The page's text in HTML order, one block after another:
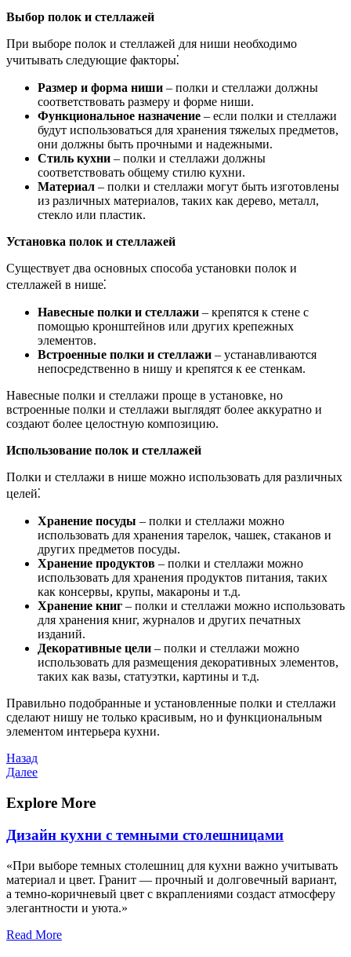
Выбор полок и стеллажей
При выборе полок и стеллажей для ниши необходимо
учитывать следующие факторы⁚
Размер и форма ниши – полки и стеллажи должны
соответствовать размеру и форме ниши.
Функциональное назначение – если полки и стеллажи
будут использоваться для хранения тяжелых предметов,
они должны быть прочными и надежными.
Стиль кухни – полки и стеллажи должны
соответствовать общему стилю кухни.
Материал – полки и стеллажи могут быть изготовлены
из различных материалов, таких как дерево, металл,
стекло или пластик.
Установка полок и стеллажей
Существует два основных способа установки полок и
стеллажей в нише⁚
Навесные полки и стеллажи – крепятся к стене с
помощью кронштейнов или других крепежных
элементов.
Встроенные полки и стеллажи – устанавливаются
непосредственно в нишу и крепятся к ее стенкам.
Навесные полки и стеллажи проще в установке, но
встроенные полки и стеллажи выглядят более аккуратно и
создают более целостную композицию.
Использование полок и стеллажей
Полки и стеллажи в нише можно использовать для различных
целей⁚
Хранение посуды – полки и стеллажи можно
использовать для хранения тарелок, чашек, стаканов и
других предметов посуды.
Хранение продуктов – полки и стеллажи можно
использовать для хранения продуктов питания, таких
как консервы, крупы, макароны и т.д.
Хранение книг – полки и стеллажи можно использовать
для хранения книг, журналов и других печатных
изданий.
Декоративные цели – полки и стеллажи можно
использовать для размещения декоративных элементов,
таких как вазы, статуэтки, картины и т.д.
Правильно подобранные и установленные полки и стеллажи
сделают нишу не только красивым, но и функциональным
элементом интерьера кухни.
Навигация
по
записям
Предыдущая
запись
Назад
Следующая
Далее
Explore More
Дизайн кухни с темными столешницами
«При выборе темных столешниц для кухни важно учитывать
материал и цвет. Гранит — прочный и долговечный вариант,
а темно-коричневый цвет с вкраплениями создаст атмосферу
элегантности и уюта.»
Read More